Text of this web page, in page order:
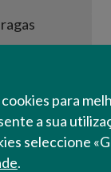
para
a sua
seleccione
.